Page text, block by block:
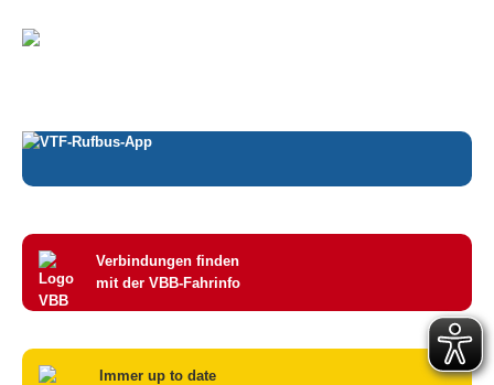
Verbindungen finden
mit der VBB-Fahrinfo
Immer up to date